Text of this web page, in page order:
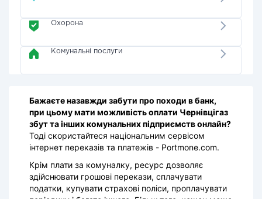
Охорона
Комунальні послуги
Бажаєте назавжди забути про походи в банк,
при цьому мати можливість оплати Чернівцігаз
збут та інших комунальних підприємств онлайн?
Тоді скористайтеся національним сервісом
інтернет переказів та платежів - Portmone.com.
Крім плати за комуналку, ресурс дозволяє
здійснювати грошові перекази, сплачувати
податки, купувати страхові поліси, проплачувати